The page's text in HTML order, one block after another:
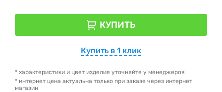
КУПИТЬ
Купить в 1 клик
* характеристики и цвет изделия уточняйте у менеджеров
* интернет цена актуальна только при заказе через интернет
магазин